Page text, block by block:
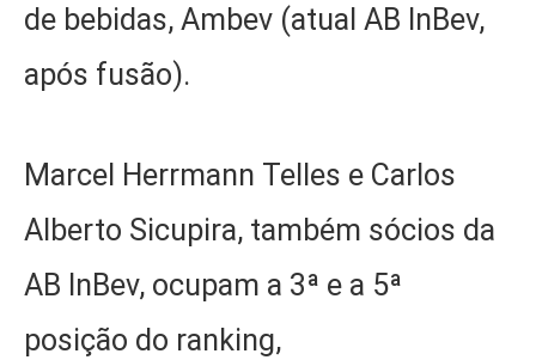
de bebidas, Ambev (atual AB InBev,
após fusão).
Marcel Herrmann Telles e Carlos
Alberto Sicupira, também sócios da
AB InBev, ocupam a 3ª e a 5ª
posição do ranking,